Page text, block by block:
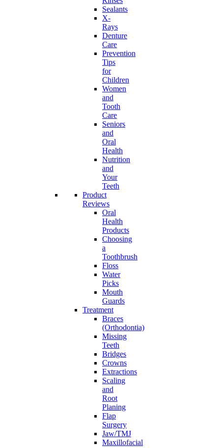
Sealants
X-
Rays
Denture
Care
Prevention
Tips
for
Children
Women
and
Tooth
Care
Seniors
and
Oral
Health
Nutrition
and
Your
Teeth
Product
Reviews
Oral
Health
Products
Choosing
a
Toothbrush
Floss
Water
Picks
Mouth
Guards
Treatment
Braces
(Orthodontia)
Missing
Teeth
Bridges
Crowns
Extractions
Scaling
and
Root
Planing
Flap
Surgery
Jaw/TMJ
Maxillofacial